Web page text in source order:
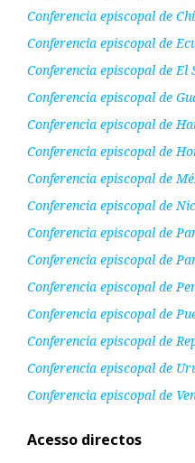
Conferencia episcopal de
Conferencia episcopal de
Conferencia episcopal de El
Conferencia episcopal de
Conferencia episcopal de
Conferencia episcopal de
Conferencia episcopal de
Conferencia episcopal de
Conferencia episcopal de
Conferencia episcopal de
Conferencia episcopal de
Conferencia episcopal de
Conferencia episcopal de
Conferencia episcopal de
Conferencia episcopal de
Acesso directos